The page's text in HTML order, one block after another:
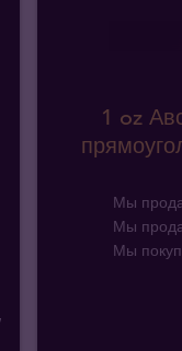
1 oz
Мы
Мы
Мы